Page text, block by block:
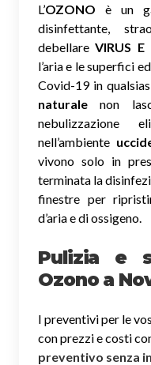
L’OZONO è un
disinfettante,
debellareVIRUS E
l’aria e le superfici
Covid-19 in
naturale non
nebulizzazione
nell’ambiente
vivono solo in
terminata la
finestre per
d’aria e di ossigeno.
Pulizia e
Ozono a
I preventivi per le
con prezzi e costi
preventivo senza